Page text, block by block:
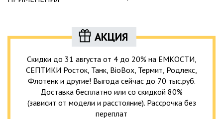
АКЦИЯ
Скидки до 31 августа от 4 до 20% на ЕМКОСТИ,
СЕПТИКИ Росток, Танк, BioBox, Термит, Родлекс,
Флотенк и другие! Выгода сейчас до 70 тыс.руб.
Доставка бесплатно или со скидкой 80%
(зависит от модели и расстояние). Рассрочка без
переплат